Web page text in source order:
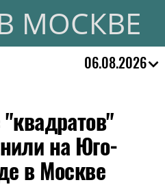
МОСКВЕ
06.08.2026
на Юго-
в Москве